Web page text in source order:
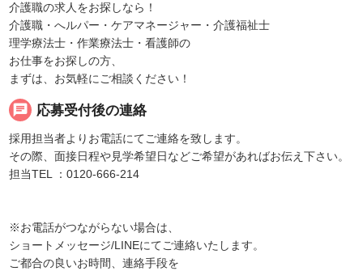
介護職の求人をお探しなら！
介護職・へルパー・ケアマネージャー・介護福祉士
理学療法士・作業療法士・看護師の
お仕事をお探しの方、
まずは、お気軽にご相談ください！
chat 応募受付後の連絡
採用担当者よりお電話にてご連絡を致します。
その際、面接日程や見学希望日などご希望があればお伝え下さい。
担当TEL ：0120-666-214
※お電話がつながらない場合は、
ショートメッセージ/LINEにてご連絡いたします。
ご都合の良いお時間、連絡手段を